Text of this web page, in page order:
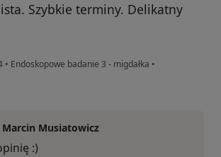
Szybkie terminy. Delikatny
• Endoskopowe badanie 3 - migdałka •
Musiatowicz
:)